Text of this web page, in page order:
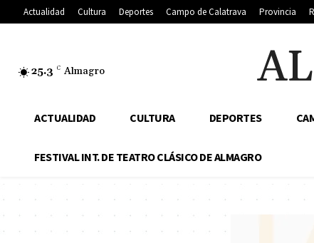
Actualidad Cultura Deportes Campo de Calatrava Provincia
25.3 C Almagro
ACTUALIDAD CULTURA DEPORTES
FESTIVAL INT. DE TEATRO CLÁSICO DE ALMAGRO